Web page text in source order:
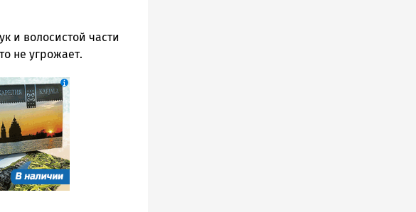
и волосистой части
не угрожает.